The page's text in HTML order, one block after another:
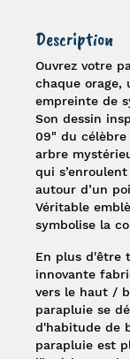
Description
Ouvrez votre
chaque orage,
empreinte de
Son dessin
09" du
arbre
qui
autour d’un
Véritable
symbolise la
En plus d'être
innovante
vers le haut /
parapluie se
d'habitude de
parapluie est